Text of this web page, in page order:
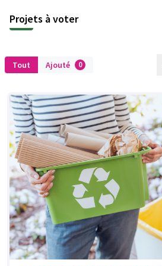
Projets à voter
Tout Ajouté 0